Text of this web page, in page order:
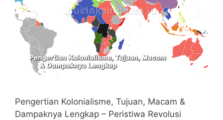
Pengertian Kolonialisme, Tujuan, Macam &
Dampaknya Lengkap – Peristiwa Revolusi